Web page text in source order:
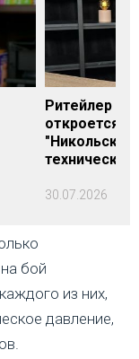
Ритейлер
откроется
технических
30.07.2026
бой
из них,
давление,